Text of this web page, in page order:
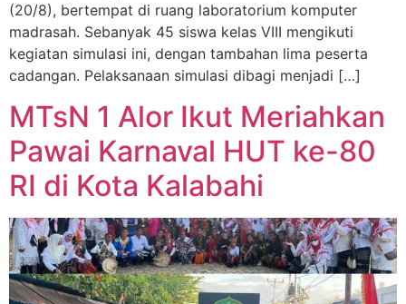
(20/8), bertempat di ruang laboratorium komputer
madrasah. Sebanyak 45 siswa kelas VIII mengikuti
kegiatan simulasi ini, dengan tambahan lima peserta
cadangan. Pelaksanaan simulasi dibagi menjadi […]
MTsN 1 Alor Ikut Meriahkan
Pawai Karnaval HUT ke-80
RI di Kota Kalabahi